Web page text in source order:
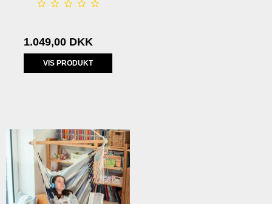
1.049,00 DKK
VIS PRODUKT